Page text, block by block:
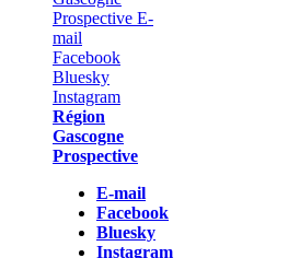
Région
Gascogne
Prospective
E-mail
Facebook
Bluesky
Instagram